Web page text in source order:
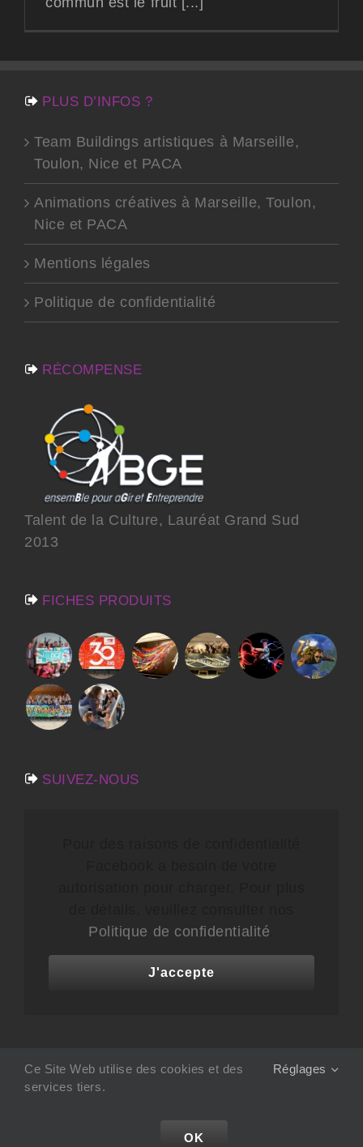
PLUS D’INFOS ?
Team Buildings artistiques à Marseille,
Toulon, Nice et PACA
Animations créatives à Marseille, Toulon,
Nice et PACA
Mentions légales
Politique de confidentialité
RÉCOMPENSE
Talent de la Culture, Lauréat Grand Sud
2013
FICHES PRODUITS
SUIVEZ-NOUS
Politique de confidentialité
J'accepte
Studio 832| Conception Site WEB :
Ce Site Web utilise des cookies et des
services tiers.
Réglages
OK